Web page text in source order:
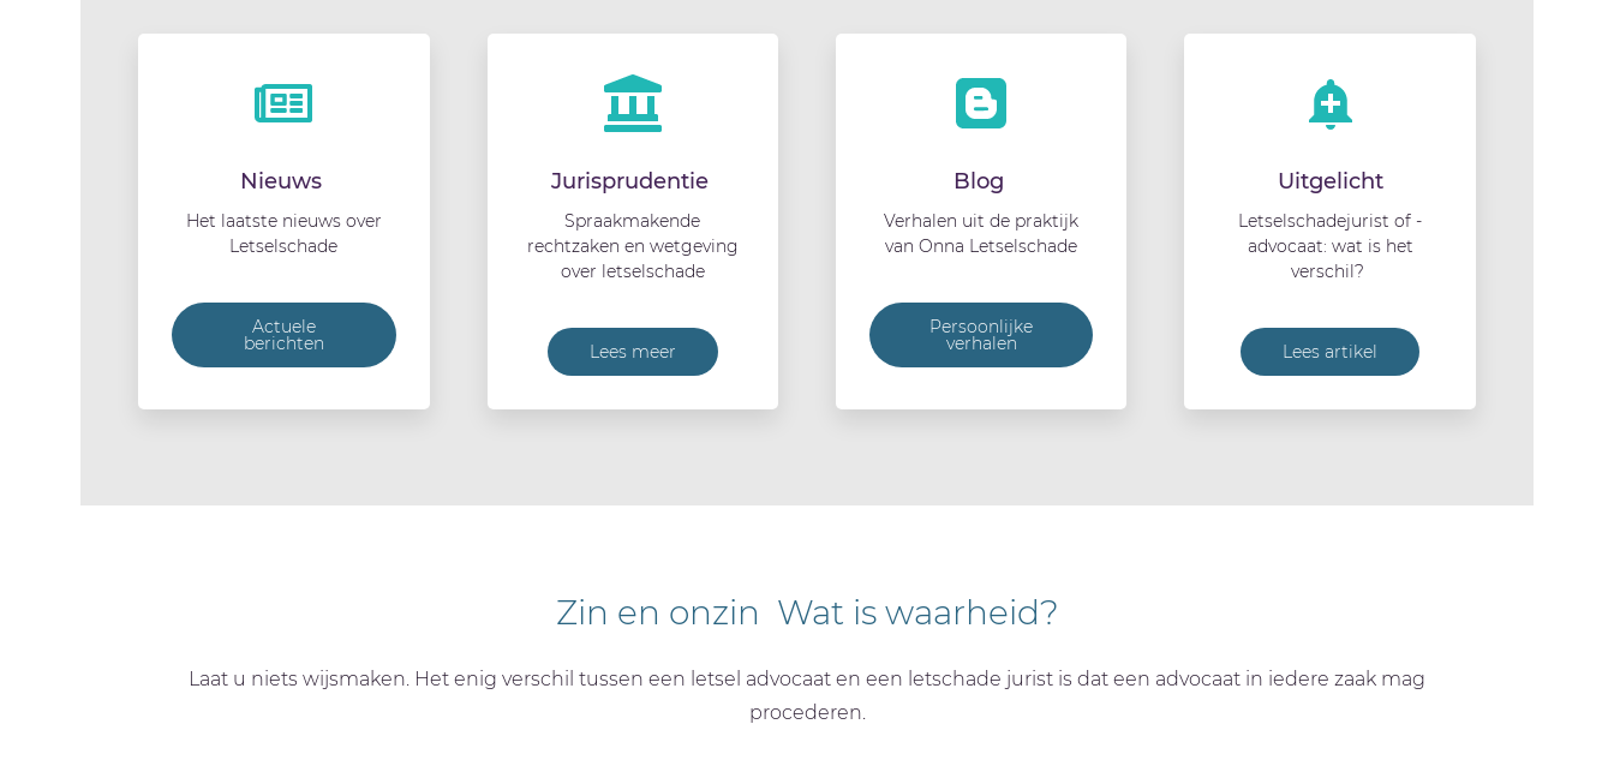
Nieuws
Het laatste nieuws over
Letselschade
Actuele
berichten
Jurisprudentie
Spraakmakende
rechtzaken en wetgeving
over letselschade
Lees meer
Blog
Verhalen uit de praktijk
van Onna Letselschade
Persoonlijke
verhalen
Uitgelicht
Letselschadejurist of -
advocaat: wat is het
verschil?
Lees artikel
Zin en onzin Wat is waarheid?
Laat u niets wijsmaken. Het enig verschil tussen een letsel advocaat en een letschade jurist is dat een advocaat in iedere zaak mag
procederen.